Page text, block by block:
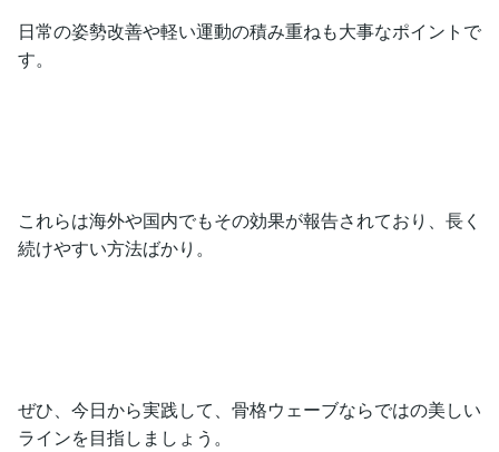
日常の姿勢改善や軽い運動の積み重ねも大事なポイントで
す。
これらは海外や国内でもその効果が報告されており、長く
続けやすい方法ばかり。
ぜひ、今日から実践して、骨格ウェーブならではの美しい
ラインを目指しましょう。